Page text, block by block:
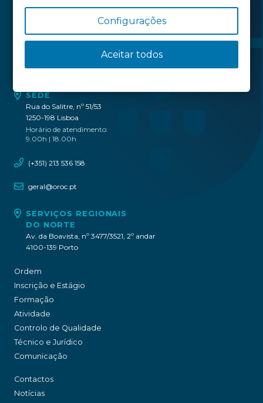
Política de privacidade
SEDE
Rua do Salitre, nº 51/53
1250-198 Lisboa
Horário de atendimento:
9.00h | 18.00h
(+351) 213 536 158
geral@oroc.pt
SERVIÇOS REGIONAIS
DO NORTE
Av. da Boavista, nº 3477/3521, 2º andar
4100-139 Porto
Ordem
Inscrição e Estágio
Formação
Atividade
Controlo de Qualidade
Técnico e Jurídico
Comunicação
Contactos
Notícias
Configurações
Aceitar todos